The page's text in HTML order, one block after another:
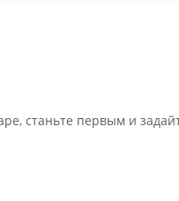
станьте первым и